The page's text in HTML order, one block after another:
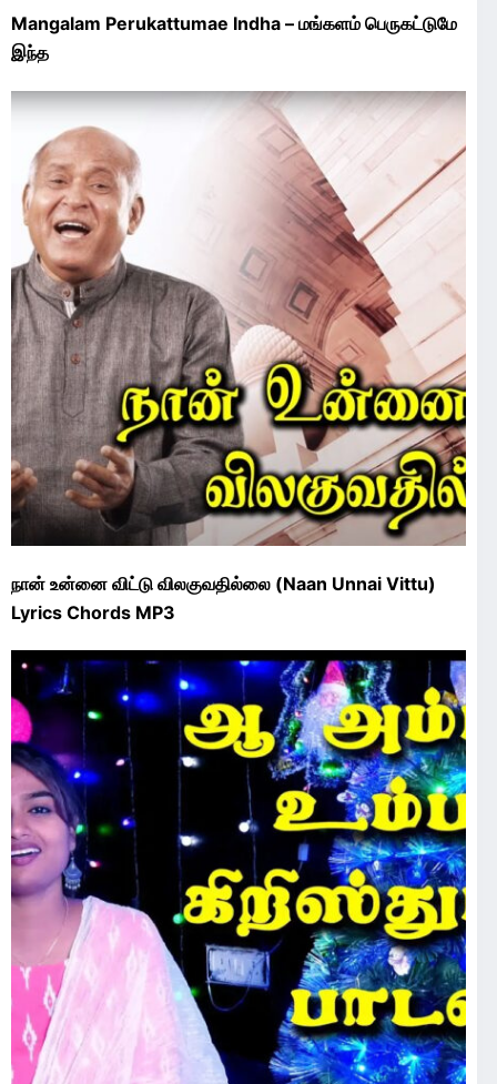
Mangalam Perukattumae Indha – மங்களம் பெருகட்டுமே
இந்த
நான் உன்னை விட்டு விலகுவதில்லை (Naan Unnai Vittu)
Lyrics Chords MP3